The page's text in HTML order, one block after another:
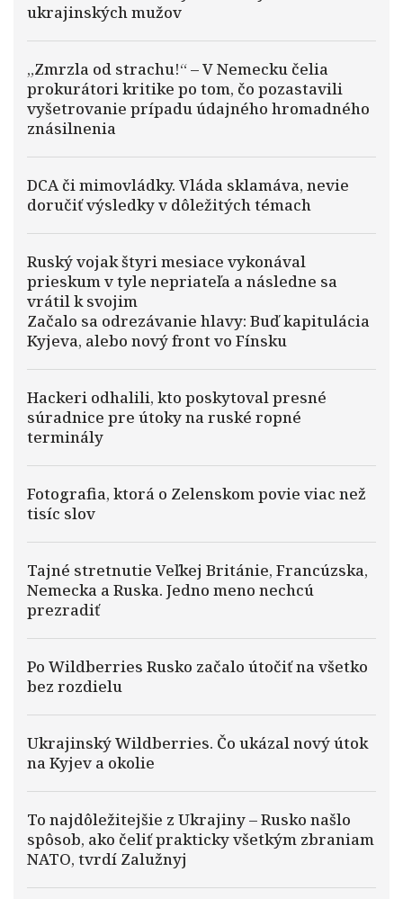
ukrajinských mužov
„Zmrzla od strachu!“ – V Nemecku čelia
prokurátori kritike po tom, čo pozastavili
vyšetrovanie prípadu údajného hromadného
znásilnenia
DCA či mimovládky. Vláda sklamáva, nevie
doručiť výsledky v dôležitých témach
Ruský vojak štyri mesiace vykonával
prieskum v tyle nepriateľa a následne sa
vrátil k svojim
Začalo sa odrezávanie hlavy: Buď kapitulácia
Kyjeva, alebo nový front vo Fínsku
Hackeri odhalili, kto poskytoval presné
súradnice pre útoky na ruské ropné
terminály
Fotografia, ktorá o Zelenskom povie viac než
tisíc slov
Tajné stretnutie Veľkej Británie, Francúzska,
Nemecka a Ruska. Jedno meno nechcú
prezradiť
Po Wildberries Rusko začalo útočiť na všetko
bez rozdielu
Ukrajinský Wildberries. Čo ukázal nový útok
na Kyjev a okolie
To najdôležitejšie z Ukrajiny – Rusko našlo
spôsob, ako čeliť prakticky všetkým zbraniam
NATO, tvrdí Zalužnyj